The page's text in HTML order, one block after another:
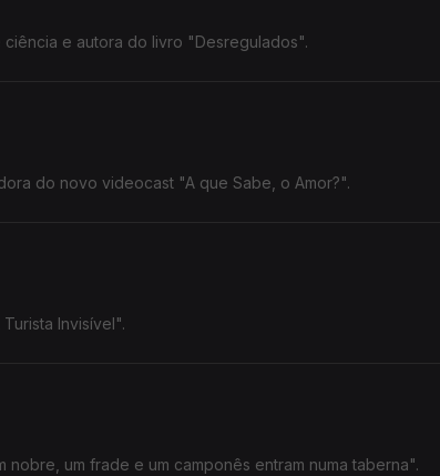
e autora do livro "Desregulados".
do novo videocast "A que Sabe, o Amor?".
Invisível".
um frade e um camponês entram numa taberna".